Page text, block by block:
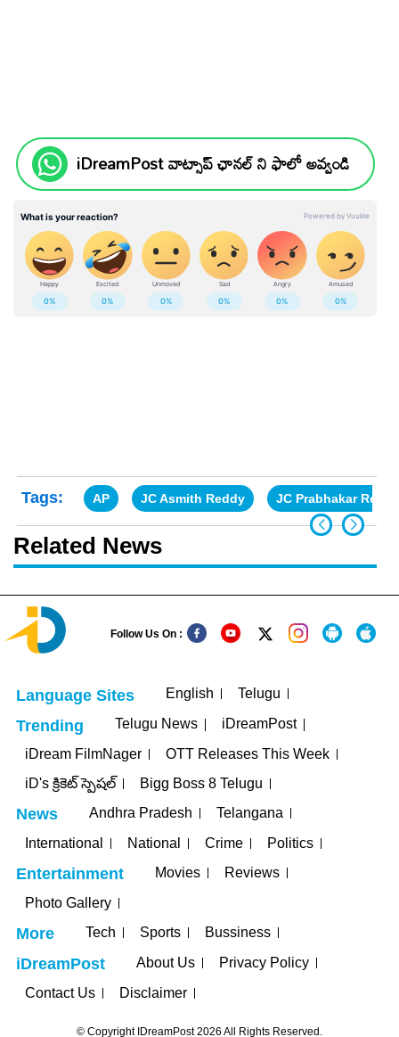
iDreamPost వాట్సాప్ ఛానల్ ని ఫాలో అవ్వండి
Tags: AP JC Asmith Reddy JC Prabhakar Reddy
Related News
Follow Us On :
Language Sites English Telugu
Trending Telugu News
iDreamPost
iDream FilmNager
OTT Releases This Week
iD's క్రికెట్ స్పెషల్
Bigg Boss 8 Telugu
News Andhra Pradesh
Telangana
International
National Crime Politics
Entertainment Movies
Reviews
Photo Gallery
More Tech Sports Bussiness
iDreamPost About Us
Privacy Policy
Contact Us
Disclaimer
© Copyright IDreamPost 2026 All Rights Reserved.